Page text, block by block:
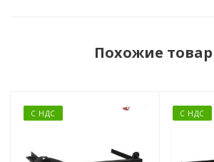
Похожие
С НДС С НДС